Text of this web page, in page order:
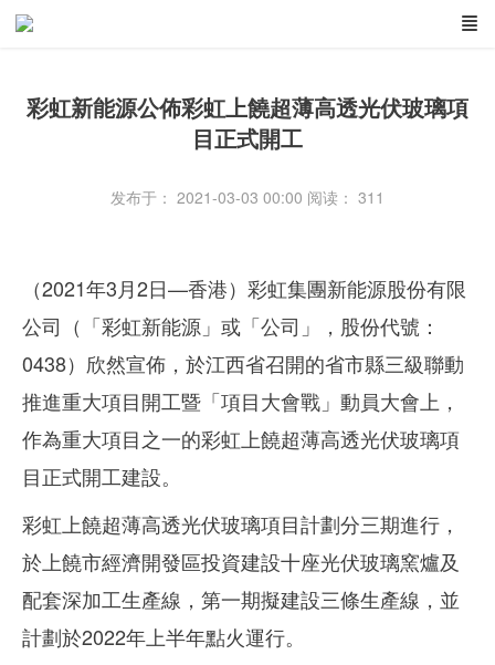
彩虹新能源公佈彩虹上饒超薄高透光伏玻璃項
目正式開工
发布于： 2021-03-03 00:00 阅读： 311
（2021年3月2日—香港）彩虹集團新能源股份有限
公司（「彩虹新能源」或「公司」，股份代號：
0438）欣然宣佈，於江西省召開的省市縣三級聯動
推進重大項目開工暨「項目大會戰」動員大會上，
作為重大項目之一的彩虹上饒超薄高透光伏玻璃項
目正式開工建設。
彩虹上饒超薄高透光伏玻璃項目計劃分三期進行，
於上饒市經濟開發區投資建設十座光伏玻璃窯爐及
配套深加工生產線，第一期擬建設三條生產線，並
計劃於2022年上半年點火運行。